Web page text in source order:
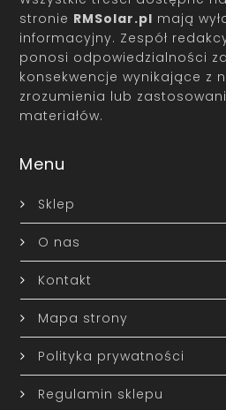
stronie RMSolar.pl mają
informacyjny. Zespół
ponosi odpowiedzialności
konsekwencje wynikające z
zrozumienia lub
materiałów.
Menu
Sklep
O nas
Kontakt
Mapa strony
Polityka prywatności
Regulamin sklepu